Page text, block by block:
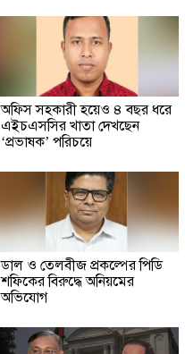
অফিস সহকারী হয়েও ৪ বছর ধরে
এইচএসসির খাতা দেখছেন
‘প্রভাষক’ পরিচয়ে
ডাল ও তেলবীজ প্রকল্পের পিডি
শফিকের বিরুদ্ধে অনিয়মের
অভিযোগ